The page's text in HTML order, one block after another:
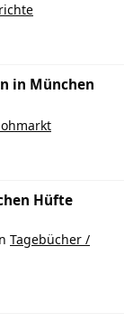
in München
Hüfte
Tagebücher /